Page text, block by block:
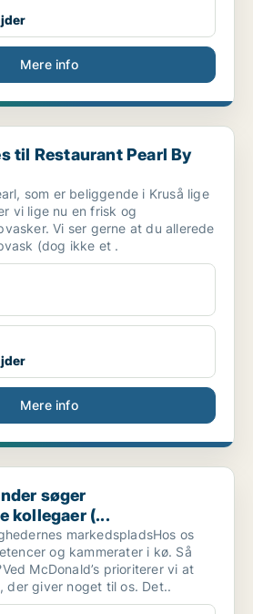
Mere info
Pearl By Paul Proffi...
til Restaurant Pearl By
som er beliggende i Kruså lige
vi lige nu en frisk og
Vi ser gerne at du allerede
(dog ikke et .
Mere info
servicemindede kollegaer (...
søger
kollegaer (...
markedspladsHos os
og kammerater i kø. Så
McDonald’s prioriterer vi at
der giver noget til os. Det..